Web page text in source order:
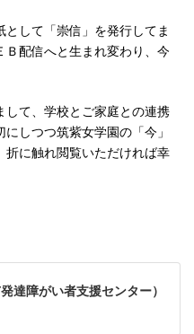
して「崇信」を発行してま
配信へと生まれ変わり、今
して、学校とご家庭との連携
しつつ筑紫女学園の「今」
に触れ閲覧いただければ幸
達障がい者支援センター）